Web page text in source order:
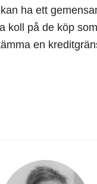
ha ett
koll på de köp
en